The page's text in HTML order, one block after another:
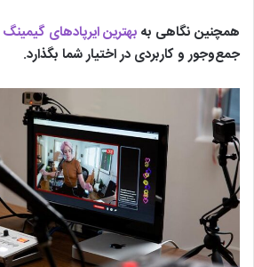
همچنین نگاهی به بهترین ایرپادهای گیمینگ
جمع‌وجور و کاربردی در اختیار شما بگذارد.